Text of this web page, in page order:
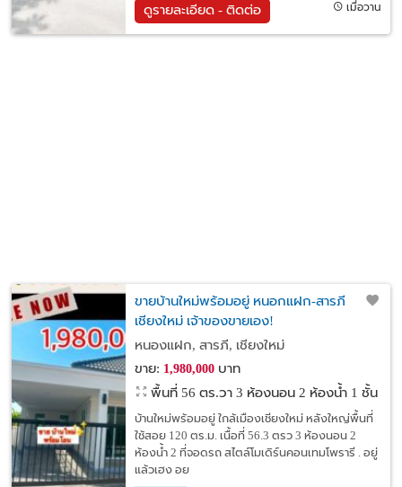
ดูรายละเอียด - ติดต่อ เมื่อวาน
ขายบ้านใหม่พร้อมอยู่ หนอกแฝก-สารภี
เชียงใหม่ เจ้าของขายเอง!
หนองแฝก, สารภี, เชียงใหม่
ขาย: 1,980,000บาท
พื้นที่ 56 ตร.วา 3 ห้องนอน 2 ห้องน้ำ 1 ชั้น
บ้านใหม่พร้อมอยู่ ใกล้เมืองเชียงใหม่ หลังใหญ่พื้นที่
ใช้สอย 120 ตร.ม. เนื้อที่ 56.3 ตรว 3 ห้องนอน 2
ห้องน้ำ 2 ที่จอดรถ สไตล์โมเดิร์นคอนเทมโพรารี . อยู่
แล้วเฮง อย